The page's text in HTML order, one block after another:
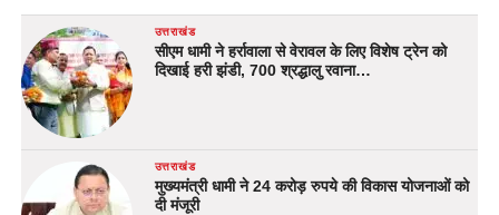
उत्तराखंड
सीएम धामी ने हर्रावाला से वेरावल के लिए विशेष ट्रेन को
दिखाई हरी झंडी, 700 श्रद्धालु रवाना…
उत्तराखंड
मुख्यमंत्री धामी ने 24 करोड़ रुपये की विकास योजनाओं को
दी मंजूरी